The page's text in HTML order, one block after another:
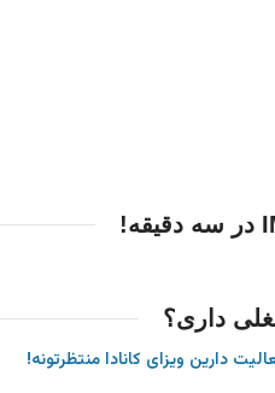
داری؟
دارین ویزای کانادا منتظرتونه!